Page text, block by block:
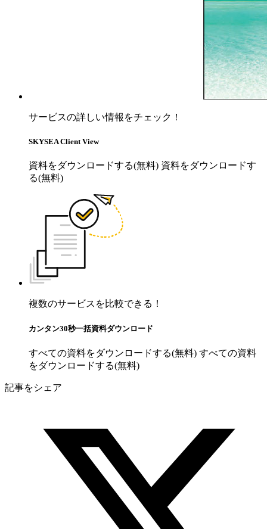
サービスの詳しい情報をチェック！
SKYSEA Client View
資料をダウンロードする(無料) 資料をダウンロードす
る(無料)
複数のサービスを比較できる！
カンタン30秒一括資料ダウンロード
すべての資料をダウンロードする(無料) すべての資料
をダウンロードする(無料)
記事をシェア